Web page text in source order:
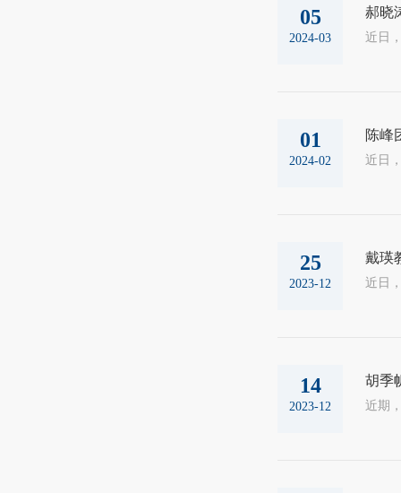
05
2024-03
郝晓
01
2024-02
陈峰
25
2023-12
戴瑛
14
2023-12
胡季